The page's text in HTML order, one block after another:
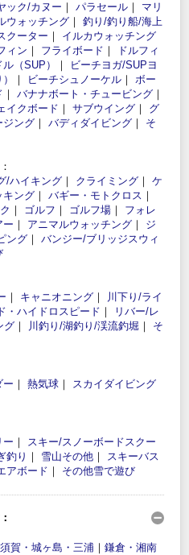
ック/カヌー ｜ パラセール ｜ マリ
ウォッチング ｜ 釣り/釣り船/海上
クーター ｜ イルカウォッチング
ィン ｜ フライボード ｜
ドルフィ
（SUP） ｜
ビーチヨガ/SUPヨ
｜ ビーチシュノーケル ｜ ボー
｜ バナナボート・チュービング ｜
イクボード ｜ サブウイング ｜ グ
ジング ｜ バディダイビング ｜ そ
：
/ハイキング ｜ クライミング ｜ ケ
キング ｜ バギー・モトクロス ｜
｜ ゴルフ ｜ ゴルフ場 ｜ フォレ
ー ｜ アニマルウォッチング ｜ ジ
ング ｜ バンジー/ブリッジスウィ
｜ キャニオニング ｜
川下り/ライ
・ハイドロスピード ｜
リバー/レ
グ ｜ 川釣り/湖釣り/渓流釣堀 ｜ そ
ー ｜ 熱気球 ｜ スカイダイビング
ー ｜ スキー/スノーボードスクー
釣り ｜ 雪山その他 ｜ スキーバス
アボード ｜ その他雪で遊び
賀・城ヶ島・三浦 ｜ 鎌倉・湘南